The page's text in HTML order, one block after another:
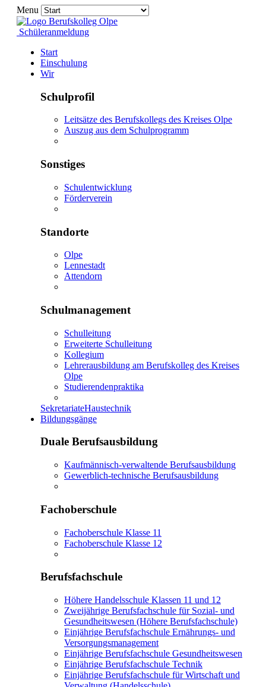
Menu
Schüleranmeldung
Start
Einschulung
Wir
Schulprofil
Leitsätze des Berufskollegs des Kreises Olpe
Auszug aus dem Schulprogramm
Sonstiges
Schulentwicklung
Förderverein
Standorte
Olpe
Lennestadt
Attendorn
Schulmanagement
Schulleitung
Erweiterte Schulleitung
Kollegium
Lehrerausbildung am Berufskolleg des Kreises
Olpe
Studierendenpraktika
SekretariateHaustechnik
Bildungsgänge
Duale Berufsausbildung
Kaufmännisch-verwaltende Berufsausbildung
Gewerblich-technische Berufsausbildung
Fachoberschule
Fachoberschule Klasse 11
Fachoberschule Klasse 12
Berufsfachschule
Höhere Handelsschule Klassen 11 und 12
Zweijährige Berufsfachschule für Sozial- und
Gesundheitswesen (Höhere Berufsfachschule)
Einjährige Berufsfachschule Ernährungs- und
Versorgungsmanagement
Einjährige Berufsfachschule Gesundheitswesen
Einjährige Berufsfachschule Technik
Einjährige Berufsfachschule für Wirtschaft und